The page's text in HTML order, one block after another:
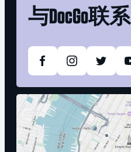
与DocGo联系